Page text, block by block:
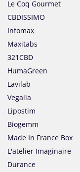
Le Coq Gourmet
CBDISSIMO
Infomax
Maxitabs
321CBD
HumaGreen
Lavilab
Vegalia
Lipostim
Biogemm
Made In France Box
L'atelier Imaginaire
Durance